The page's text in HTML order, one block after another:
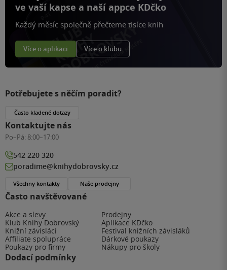
ve vaší kapse a naší appce KDčko
Každý měsíc společně přečteme tisíce knih
Více o aplikaci Více o klubu
Často navštěvované
Akce a slevy
Prodejny
Klub Knihy Dobrovský
Aplikace KDčko
Knižní závisláci
Festival knižních závisláků
Affiliate spolupráce
Dárkové poukazy
Poukazy pro firmy
Nákupy pro školy
Dodací podmínky
Potřebujete s něčím poradit?
Často kladené dotazy
Kontaktujte nás
Po–Pá: 8:00–17:00
542 220 320
poradime@knihydobrovsky.cz
Všechny kontakty Naše prodejny